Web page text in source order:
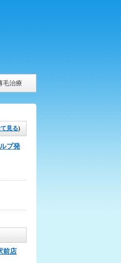
毛治療
見る)
プ発
前店